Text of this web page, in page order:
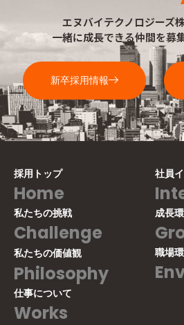
エヌバイテクノロジーズ
一緒に成長できる仲間を募
新卒採用情報
採用トップ
Home
私たちの挑戦
Challenge
私たちの価値観
Philosophy
仕事について
Works
社員
成長
職場